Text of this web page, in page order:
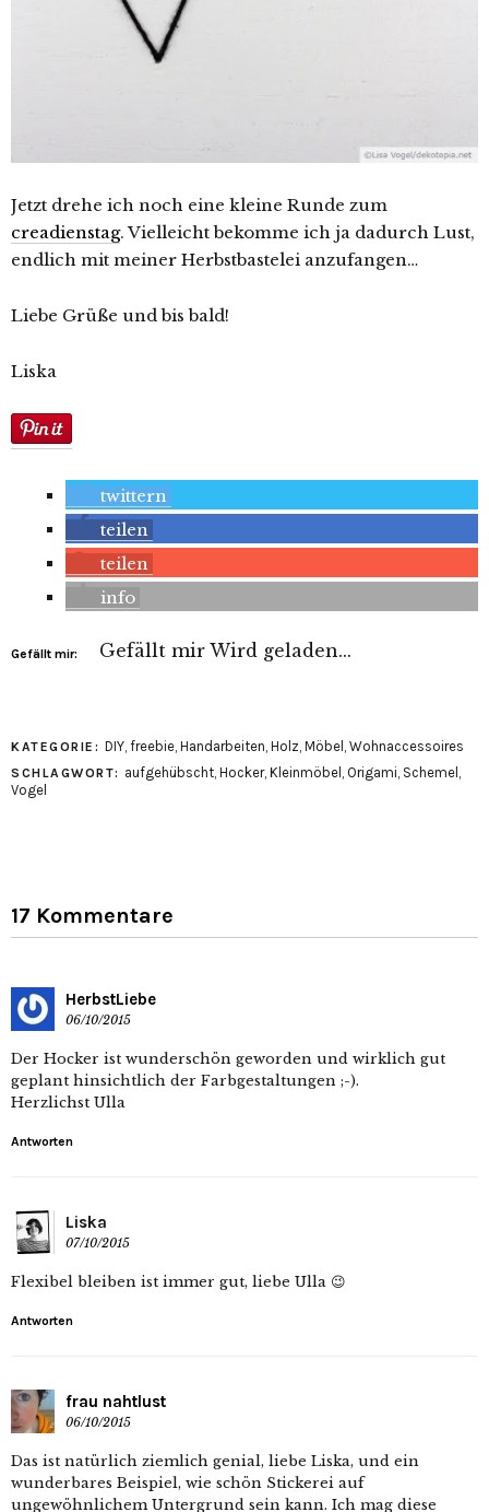
Jetzt drehe ich noch eine kleine Runde zum
creadienstag. Vielleicht bekomme ich ja dadurch Lust,
endlich mit meiner Herbstbastelei anzufangen…
Liebe Grüße und bis bald!
Liska
twittern
teilen
teilen
info
Gefällt mir: Gefällt mir Wird geladen...
KATEGORIE: DIY, freebie, Handarbeiten Holz Möbel Wohnaccessoires
SCHLAGWORT: aufgehübscht Hocker, Kleinmöbel Origami Schemel
Vogel
17 Kommentare
HerbstLiebe
06/10/2015
Der Hocker ist wunderschön geworden und wirklich gut
geplant hinsichtlich der Farbgestaltungen ;-).
Herzlichst Ulla
Antworten
Liska
07/10/2015
Flexibel bleiben ist immer gut, liebe Ulla 😉
Antworten
frau nahtlust
06/10/2015
Das ist natürlich ziemlich genial, liebe Liska, und ein
wunderbares Beispiel, wie schön Stickerei auf
ungewöhnlichem Untergrund sein kann. Ich mag diese